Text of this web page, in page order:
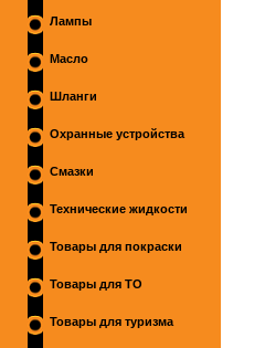
Лампы
Масло
Шланги
Охранные устройства
Смазки
Технические жидкости
Товары для покраски
Товары для ТО
Товары для туризма